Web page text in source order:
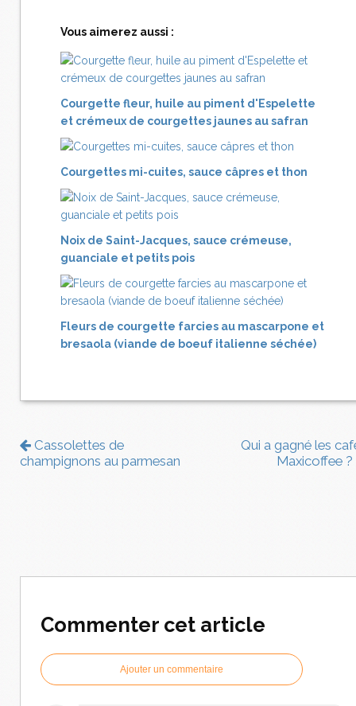
Vous aimerez aussi :
Courgette fleur, huile au piment d'Espelette
et crémeux de courgettes jaunes au safran
Courgettes mi-cuites, sauce câpres et thon
Noix de Saint-Jacques, sauce crémeuse,
guanciale et petits pois
Fleurs de courgette farcies au mascarpone et
bresaola (viande de boeuf italienne séchée)
Cassolettes de
champignons au parmesan
Qui a gagné les
Maxicoffee ?
Commenter cet article
Ajouter un commentaire